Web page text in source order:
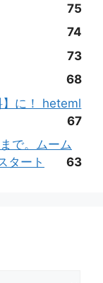
75
74
73
68
に！ heteml
67
で。ムーム
タート
63